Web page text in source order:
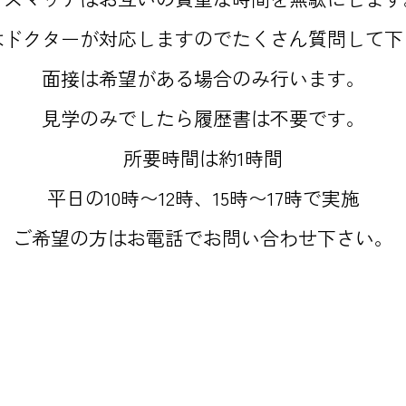
クターが対応しますのでたくさん質問して
面接は希望がある場合のみ行います。
見学のみでしたら履歴書は不要です。
所要時間は約1時間
平日の10時〜12時、15時〜17時で実施
ご希望の方はお電話でお問い合わせ下さい。